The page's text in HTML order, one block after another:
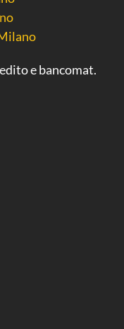
e bancomat.